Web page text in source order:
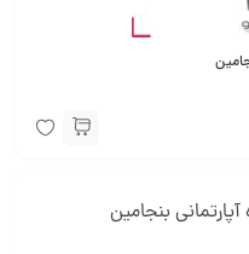
بنجامین